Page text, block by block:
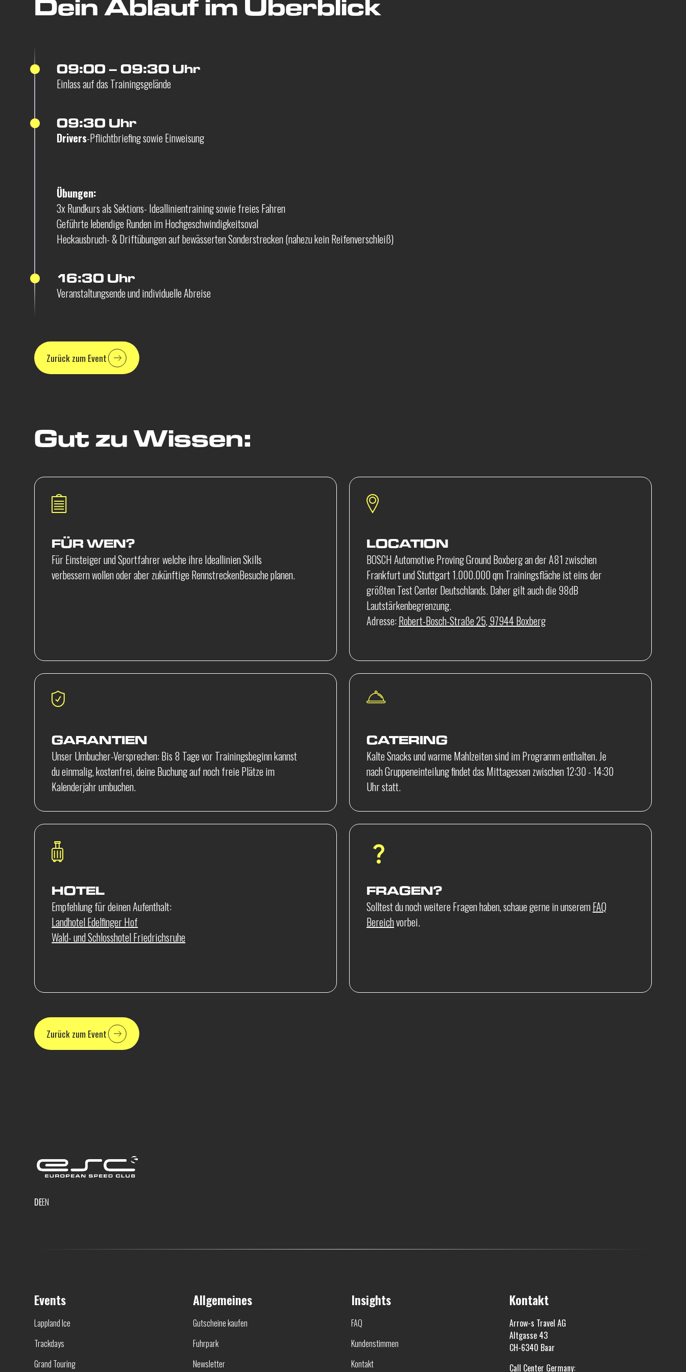
09:00 – 09:30 Uhr
Einlass auf das Trainingsgelände
09:30 Uhr
Drivers-Pflichtbriefing sowie Einweisung
Übungen:
3x Rundkurs als Sektions- Ideallinientraining sowie freies Fahren
Geführte lebendige Runden im Hochgeschwindigkeitsoval
Heckausbruch- & Driftübungen auf bewässerten Sonderstrecken (nahezu kein Reifenverschleiß)
16:30 Uhr
Veranstaltungsende und individuelle Abreise
Zurück zum Event
Gut zu Wissen:
FÜR WEN?
Für Einsteiger und Sportfahrer welche ihre Ideallinien Skills
verbessern wollen oder aber zukünftige RennstreckenBesuche planen.
LOCATION
BOSCH Automotive Proving Ground Boxberg an der A81 zwischen
Frankfurt und Stuttgart 1.000.000 qm Trainingsfläche ist eins der
größten Test Center Deutschlands. Daher gilt auch die 98dB
Lautstärkenbegrenzung.
Adresse:Robert-Bosch-Straße 25, 97944 Boxberg
GARANTIEN
Unser Umbucher-Versprechen: Bis 8 Tage vor Trainingsbeginn kannst
du einmalig, kostenfrei, deine Buchung auf noch freie Plätze im
Kalenderjahr umbuchen.
CATERING
Kalte Snacks und warme Mahlzeiten sind im Programm enthalten. Je
nach Gruppeneinteilung findet das Mittagessen zwischen 12:30 - 14:30
Uhr statt.
HOTEL
Empfehlung für deinen Aufenthalt:
Landhotel Edelfinger Hof
Wald- und Schlosshotel Friedrichsruhe
FRAGEN?
Solltest du noch weitere Fragen haben, schaue gerne in unseremFAQ
Bereichvorbei.
Zurück zum Event
DEEN
Events
Lappland Ice
Trackdays
Grand Touring
Allgemeines
Gutscheine kaufen
Fuhrpark
Newsletter
Insights
FAQ
Kundenstimmen
Kontakt
Kontakt
Arrow-s Travel AG
Altgasse 43
CH-6340 Baar
Call Center Germany: